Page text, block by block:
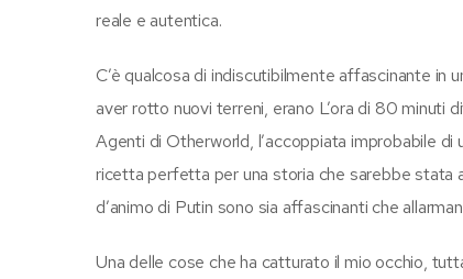
reale e autentica.
C’è qualcosa di indiscutibilmente affascinante in
aver rotto nuovi terreni, erano L’ora di 80 minuti
Agenti di Otherworld, l’accoppiata improbabile
ricetta perfetta per una storia che sarebbe stata
d’animo di Putin sono sia affascinanti che
Una delle cose che ha catturato il mio occhio,